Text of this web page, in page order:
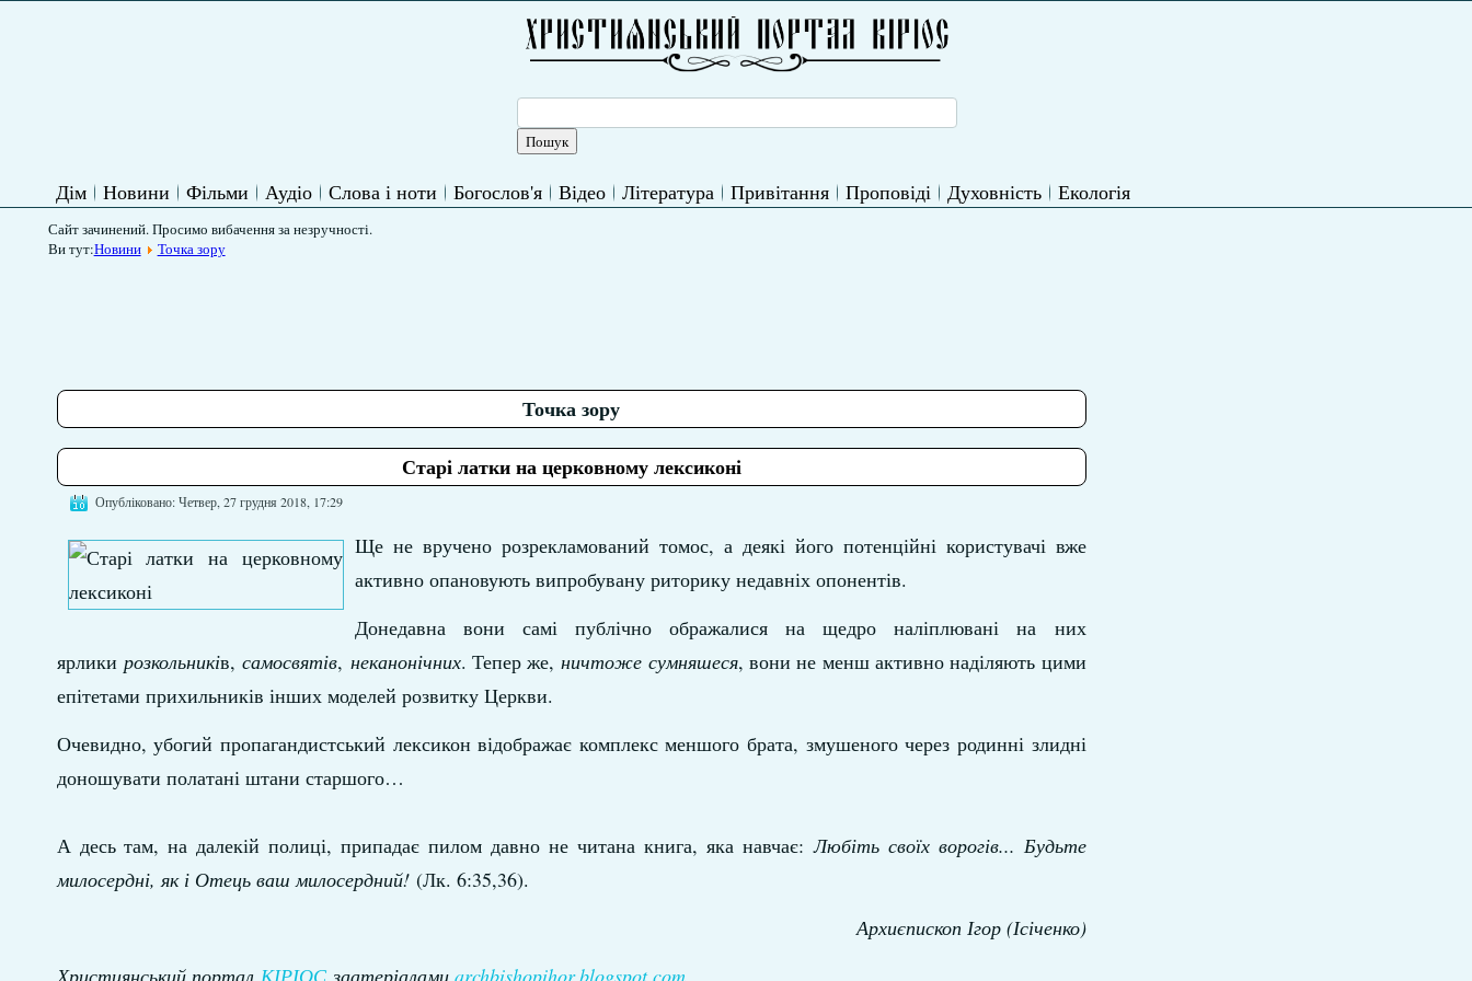
Дім Новини Фільми Аудіо Слова і ноти Богослов'я Відео Література Привітання Проповіді Духовність Екологія
Сайт зачинений. Просимо вибачення за незручності.
Ви тут:Новини Точка зору
Точка зору
Старі латки на церковному лексиконі
Опубліковано: Четвер, 27 грудня 2018, 17:29
Ще не вручено розрекламований томос, а деякі його потенційні користувачі вже
активно опановують випробувану риторику недавніх опонентів.
Донедавна вони самі публічно ображалися на щедро наліплювані на них
ярлики розкольників,самосвятів, неканонічних. Тепер же,ничтоже сумняшеся, вони не менш активно наділяють цими
епітетами прихильників інших моделей розвитку Церкви.
Очевидно, убогий пропагандистський лексикон відображає комплекс меншого брата, змушеного через родинні злидні
доношувати полатані штани старшого…
А десь там, на далекій полиці, припадає пилом давно не читана книга, яка навчає:Любіть своїх ворогів... Будьте
милосердні, як і Отець ваш милосердний!(Лк. 6:35,36).
Архиєпископ Ігор (Ісіченко)